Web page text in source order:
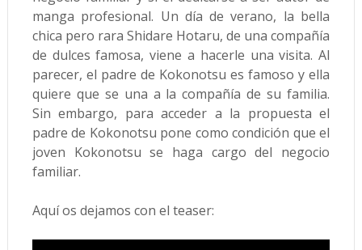
manga profesional. Un día de verano, la bella
chica pero rara Shidare Hotaru, de una compañía
de dulces famosa, viene a hacerle una visita. Al
parecer, el padre de Kokonotsu es famoso y ella
quiere que se una a la compañía de su familia.
Sin embargo, para acceder a la propuesta el
padre de Kokonotsu pone como condición que el
joven Kokonotsu se haga cargo del negocio
familiar.
Aquí os dejamos con el teaser: